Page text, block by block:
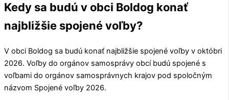
Kedy sa budú v obci Boldog konať
najbližšie spojené voľby?
V obci Boldog sa budú konať najbližšie spojené voľby v októbri
2026. Voľby do orgánov samosprávy obcí budú spojené s
voľbami do orgánov samosprávnych krajov pod spoločným
názvom Spojené voľby 2026.